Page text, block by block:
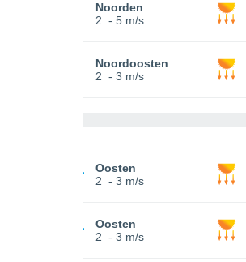
Noorden
2 - 5 m/s
Noordoosten
2 - 3 m/s
Oosten
2 - 3 m/s
Oosten
2 - 3 m/s